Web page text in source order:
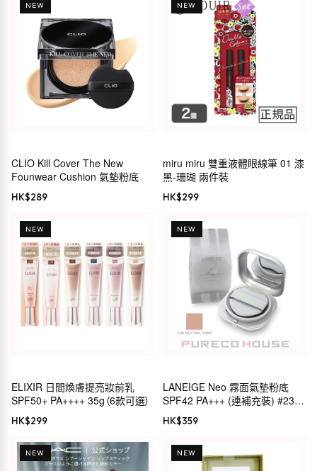
NEW
CLIO Kill Cover The New
Founwear Cushion 氣墊粉底
HK$289
NEW
miru miru 雙重液體眼線筆 01 漆
黑-珊瑚 兩件裝
HK$299
NEW
ELIXIR 日間煥膚提亮妝前乳
SPF50+ PA++++ 35g（6款可選）
HK$299
NEW
LANEIGE Neo 霧面氣墊粉底
SPF42 PA+++ (連補充裝) #23N
NEUTRAL SAND
HK$359
NEW NEW